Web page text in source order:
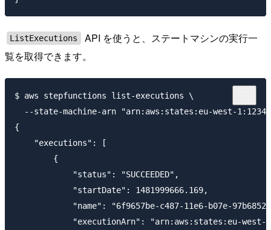
ListExecutions
API を使うと、ステートマシンの実行一
覧を取得できます。
$ aws stepfunctions list-executions \
--state-machine-arn "arn:aws:states:eu-west-
{
    "executions": [
        {
            "status": "SUCCEEDED",
            "startDate": 1481999666.169,
"name": "6f9657be-c487-11e6-b07e-
"executionArn": "arn:aws:states:eu-